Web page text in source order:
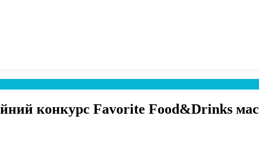
конкурс Favorite Food&Drinks